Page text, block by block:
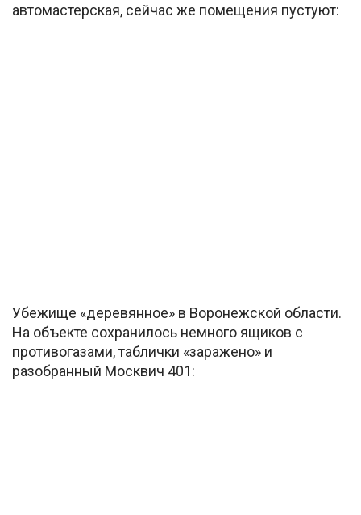
автомастерская, сейчас же помещения пустуют:
Убежище «деревянное» в Воронежской области.
На объекте сохранилось немного ящиков с
противогазами, таблички «заражено» и
разобранный Москвич 401: